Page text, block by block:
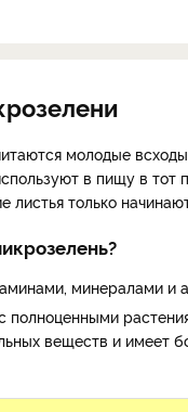
молодые
в пищу в тот
листья только
минералами и
полноценными
веществ и имеет